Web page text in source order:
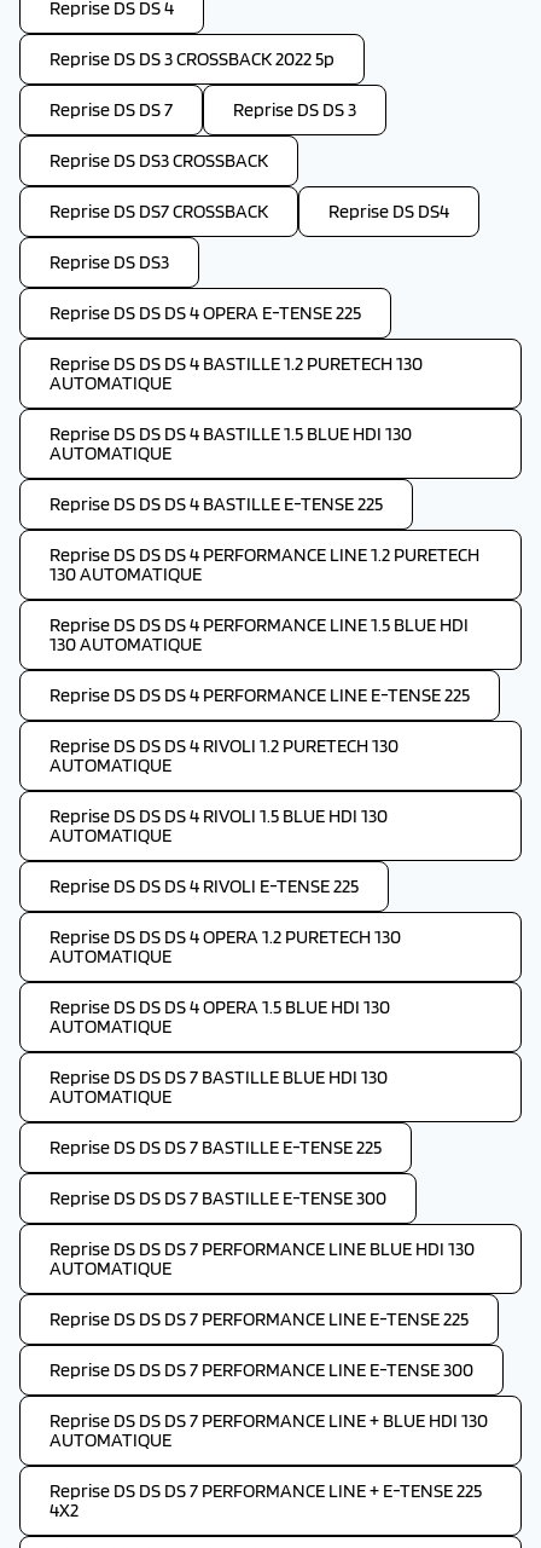
Reprise DS DS 4
Reprise DS DS 3 CROSSBACK 2022 5p
Reprise DS DS 7 Reprise DS DS 3
Reprise DS DS3 CROSSBACK
Reprise DS DS7 CROSSBACK Reprise DS DS4
Reprise DS DS3
Reprise DS DS DS 4 OPERA E-TENSE 225
Reprise DS DS DS 4 BASTILLE 1.2 PURETECH 130
AUTOMATIQUE
Reprise DS DS DS 4 BASTILLE 1.5 BLUE HDI 130
AUTOMATIQUE
Reprise DS DS DS 4 BASTILLE E-TENSE 225
Reprise DS DS DS 4 PERFORMANCE LINE 1.2 PURETECH
130 AUTOMATIQUE
Reprise DS DS DS 4 PERFORMANCE LINE 1.5 BLUE HDI
130 AUTOMATIQUE
Reprise DS DS DS 4 PERFORMANCE LINE E-TENSE 225
Reprise DS DS DS 4 RIVOLI 1.2 PURETECH 130
AUTOMATIQUE
Reprise DS DS DS 4 RIVOLI 1.5 BLUE HDI 130
AUTOMATIQUE
Reprise DS DS DS 4 RIVOLI E-TENSE 225
Reprise DS DS DS 4 OPERA 1.2 PURETECH 130
AUTOMATIQUE
Reprise DS DS DS 4 OPERA 1.5 BLUE HDI 130
AUTOMATIQUE
Reprise DS DS DS 7 BASTILLE BLUE HDI 130
AUTOMATIQUE
Reprise DS DS DS 7 BASTILLE E-TENSE 225
Reprise DS DS DS 7 BASTILLE E-TENSE 300
Reprise DS DS DS 7 PERFORMANCE LINE BLUE HDI 130
AUTOMATIQUE
Reprise DS DS DS 7 PERFORMANCE LINE E-TENSE 225
Reprise DS DS DS 7 PERFORMANCE LINE E-TENSE 300
Reprise DS DS DS 7 PERFORMANCE LINE + BLUE HDI 130
AUTOMATIQUE
Reprise DS DS DS 7 PERFORMANCE LINE + E-TENSE 225
4X2